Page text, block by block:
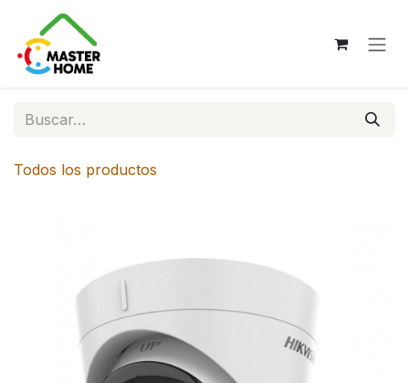
Ir al contenido
Todos los productos